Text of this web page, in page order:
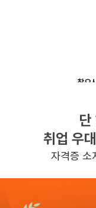
찾으
반경
단
취업 우
자격증 소